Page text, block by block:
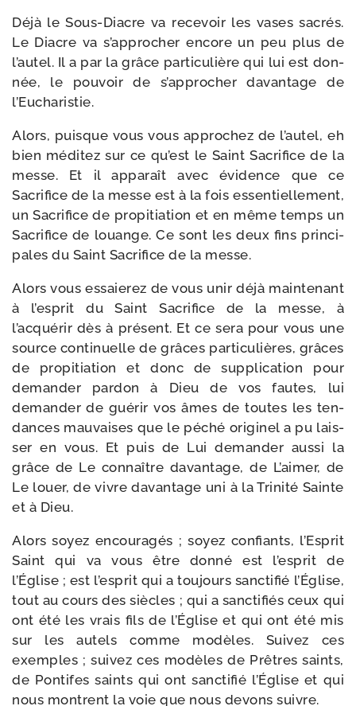
Déjà le Sous-​Diacre va rece­voir les vases sacrés.
Le Diacre va s’approcher encore un peu plus de
l’autel. Il a par la grâce par­ti­cu­lière qui lui est don­
née, le pou­voir de s’approcher davan­tage de
l’Eucharistie.
Alors, puisque vous vous appro­chez de l’autel, eh
bien médi­tez sur ce qu’est le Saint Sacrifice de la
messe. Et il appa­raît avec évi­dence que ce
Sacrifice de la messe est à la fois essen­tiel­le­ment,
un Sacrifice de pro­pi­tia­tion et en même temps un
Sacrifice de louange. Ce sont les deux fins prin­ci­
pales du Saint Sacrifice de la messe.
Alors vous essaie­rez de vous unir déjà main­te­nant
à l’esprit du Saint Sacrifice de la messe, à
l’acquérir dès à pré­sent. Et ce sera pour vous une
source conti­nuelle de grâces par­ti­cu­lières, grâces
de pro­pi­tia­tion et donc de sup­pli­ca­tion pour
deman­der par­don à Dieu de vos fautes, lui
deman­der de gué­rir vos âmes de toutes les ten­
dances mau­vaises que le péché ori­gi­nel a pu lais­
ser en vous. Et puis de Lui deman­der aus­si la
grâce de Le connaître davan­tage, de L’aimer, de
Le louer, de vivre davan­tage uni à la Trinité Sainte
et à Dieu.
Alors soyez encou­ra­gés ; soyez confiants, l’Esprit
Saint qui va vous être don­né est l’esprit de
l’Église ; est l’esprit qui a tou­jours sanc­ti­fié l’Église,
tout au cours des siècles ; qui a sanc­ti­fiés ceux qui
ont été les vrais fils de l’Église et qui ont été mis
sur les autels comme modèles. Suivez ces
exemples ; sui­vez ces modèles de Prêtres saints,
de Pontifes saints qui ont sanc­ti­fié l’Église et qui
nous montrent la voie que nous devons suivre.